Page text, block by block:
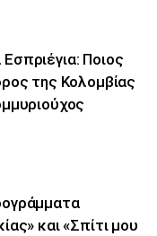
Ποιος
της Κολομβίας
και «Σπίτι μου